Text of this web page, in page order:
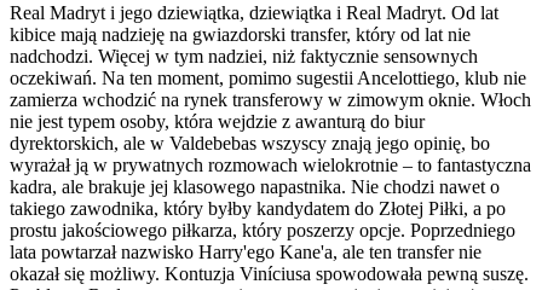
Real Madryt i jego dziewiątka, dziewiątka i Real Madryt. Od lat
kibice mają nadzieję na gwiazdorski transfer, który od lat nie
nadchodzi. Więcej w tym nadziei, niż faktycznie sensownych
oczekiwań. Na ten moment, pomimo sugestii Ancelottiego, klub nie
zamierza wchodzić na rynek transferowy w zimowym oknie. Włoch
nie jest typem osoby, która wejdzie z awanturą do biur
dyrektorskich, ale w Valdebebas wszyscy znają jego opinię, bo
wyrażał ją w prywatnych rozmowach wielokrotnie – to fantastyczna
kadra, ale brakuje jej klasowego napastnika. Nie chodzi nawet o
takiego zawodnika, który byłby kandydatem do Złotej Piłki, a po
prostu jakościowego piłkarza, który poszerzy opcje. Poprzedniego
lata powtarzał nazwisko Harry'ego Kane'a, ale ten transfer nie
okazał się możliwy. Kontuzja Viníciusa spowodowała pewną suszę.